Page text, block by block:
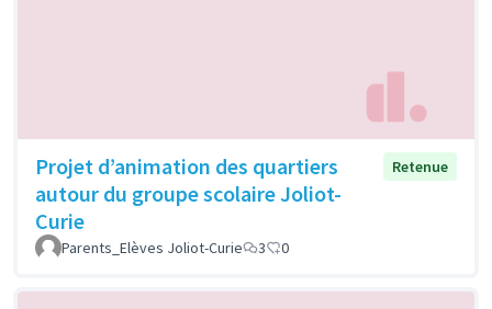
Projet d’animation des quartiers
autour du groupe scolaire Joliot-
Curie
Retenue
Parents_Elèves Joliot-Curie 3 0